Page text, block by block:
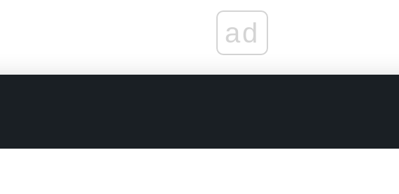
ad